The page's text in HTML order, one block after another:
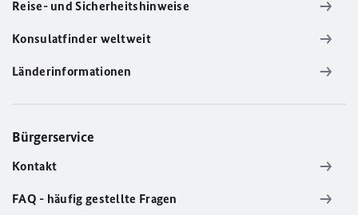
Reise- und Sicherheitshinweise
Konsulatfinder weltweit
Länderinformationen
Bürgerservice
Kontakt
FAQ - häufig gestellte Fragen